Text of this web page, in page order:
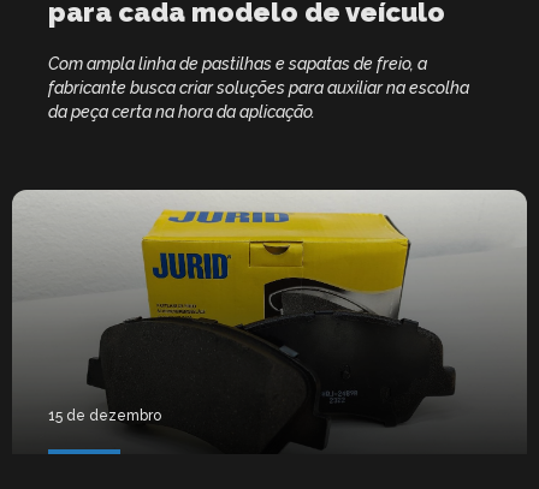
para cada modelo de veículo
Com ampla linha de pastilhas e sapatas de freio, a
fabricante busca criar soluções para auxiliar na escolha
da peça certa na hora da aplicação.
15 de dezembro